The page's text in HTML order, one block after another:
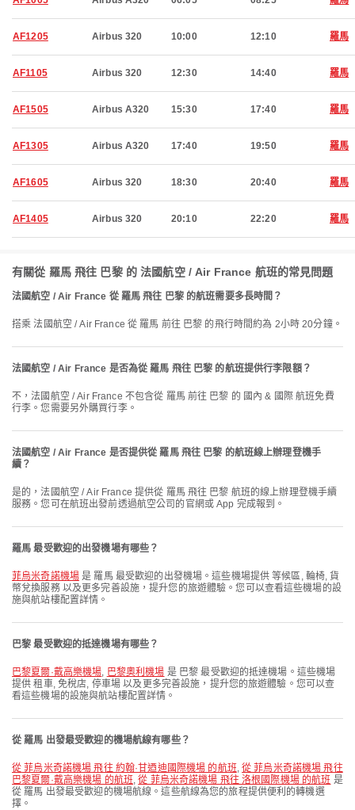
AF1205 Airbus 320 10:00 12:10 羅馬
AF1105 Airbus 320 12:30 14:40 羅馬
AF1505 Airbus A320 15:30 17:40 羅馬
AF1305 Airbus A320 17:40 19:50 羅馬
AF1605 Airbus 320 18:30 20:40 羅馬
AF1405 Airbus 320 20:10 22:20 羅馬
有關從 羅馬 飛往 巴黎 的 法國航空 / Air France 航班的常見問題
法國航空 / Air France 從 羅馬 飛往 巴黎 的航班需要多長時間？
搭乘 法國航空 / Air France 從 羅馬 前往 巴黎 的飛行時間約為 2小時 20分鐘。
法國航空 / Air France 是否為從 羅馬 飛往 巴黎 的航班提供行李限額？
不，法國航空 / Air France 不包含從 羅馬 前往 巴黎 的 國內 & 國際 航班免費
行李。您需要另外購買行李。
法國航空 / Air France 是否提供從 羅馬 飛往 巴黎 的航班線上辦理登機手
續？
是的，法國航空 / Air France 提供從 羅馬 飛往 巴黎 航班的線上辦理登機手續
服務。您可在航班出發前透過航空公司的官網或 App 完成報到。
羅馬 最受歡迎的出發機場有哪些？
菲烏米奇諾機場是 羅馬 最受歡迎的出發機場。這些機場提供 等候區, 輪椅, 貨
幣兌換服務 以及更多完善設施，提升您的旅遊體驗。您可以查看這些機場的設
施與航站樓配置詳情。
巴黎 最受歡迎的抵達機場有哪些？
巴黎夏爾·戴高樂機場, 巴黎奧利機場 是 巴黎 最受歡迎的抵達機場。這些機場
提供 租車, 免稅店, 停車場 以及更多完善設施，提升您的旅遊體驗。您可以查
看這些機場的設施與航站樓配置詳情。
從 羅馬 出發最受歡迎的機場航線有哪些？
從 菲烏米奇諾機場 飛往 約翰·甘迺迪國際機場 的航班,從 菲烏米奇諾機場 飛往
巴黎夏爾·戴高樂機場 的航班,從 菲烏米奇諾機場 飛往 洛根國際機場 的航班 是
從 羅馬 出發最受歡迎的機場航線。這些航線為您的旅程提供便利的轉機選
擇。